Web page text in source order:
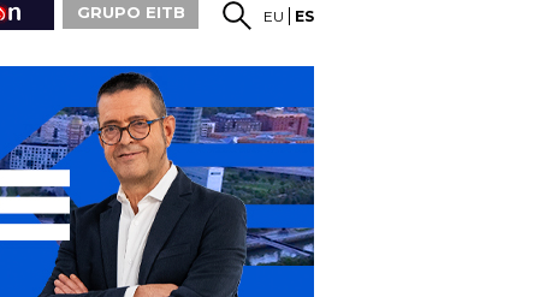
GRUPO EITB EU ES